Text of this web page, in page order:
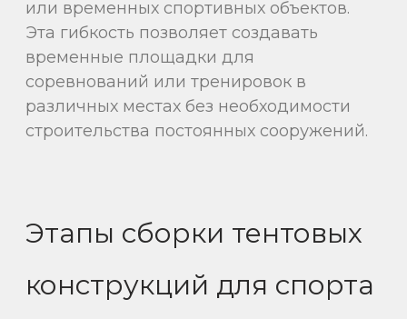
или временных спортивных объектов.
Эта гибкость позволяет создавать
временные площадки для
соревнований или тренировок в
различных местах без необходимости
строительства постоянных сооружений.
Этапы сборки тентовых
конструкций для спорта